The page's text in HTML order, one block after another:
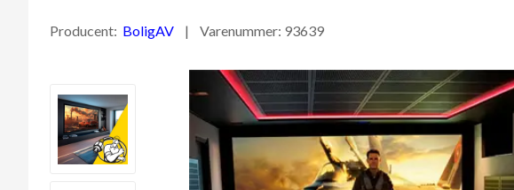
Producent: BoligAV | Varenummer: 93639